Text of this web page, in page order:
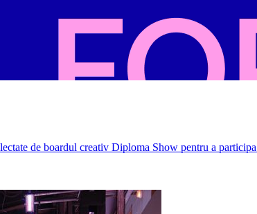
de boardul creativ Diploma Show pentru a